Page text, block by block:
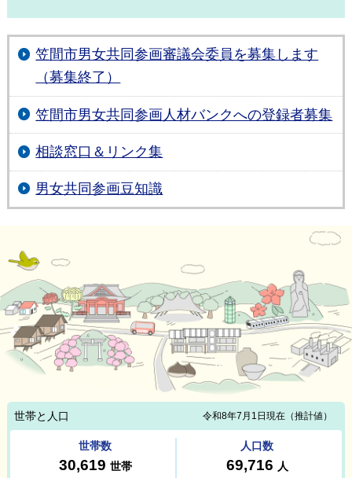
笠間市男女共同参画審議会委員を募集します
（募集終了）
笠間市男女共同参画人材バンクへの登録者募集
相談窓口＆リンク集
男女共同参画豆知識